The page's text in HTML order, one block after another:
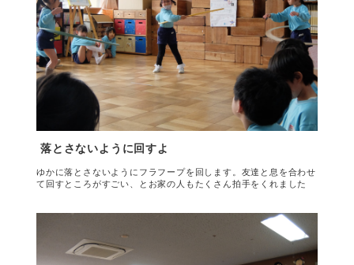
落とさないように回すよ
ゆかに落とさないようにフラフープを回します。友達と息を合わせ
て回すところがすごい、とお家の人もたくさん拍手をくれました